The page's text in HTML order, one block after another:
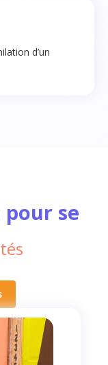
d’un
pour se